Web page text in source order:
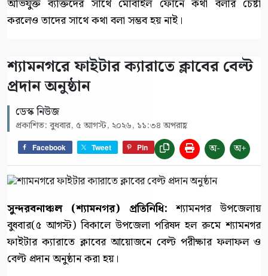
অভিযুক্ত ব্যক্তিদের সাথে মোবাইল ফোনে কথা বলার চেষ্টা
করলেও তাদের সাথে কথা বলা সম্ভব হয় নাই।
শ্যামনগরে ফাইটার ক্যারাতে ক্লাবের বেল্ট
প্রদান অনুষ্ঠান
ডেস্ক নিউজ
প্রকাশিত: বুধবার, ৫ আগস্ট, ২০২৬, ১১:৩৪ অপরাহ্ণ
Facebook Tweet Pin অ- অ+
সুন্দরবনাঞ্চল (শ্যামনগর) প্রতিনিধি: শ্যামনগর উপজেলায়
বুধবার(৫ আগস্ট) বিকালে উপজেলা পরিষদ হল রুমে শ্যামনগর
ফাইটার ক্যারাতে ক্লাবের আয়োজনে বেল্ট পরীক্ষার ফলাফল ও
বেল্ট প্রদান অনুষ্ঠান করা হয়।